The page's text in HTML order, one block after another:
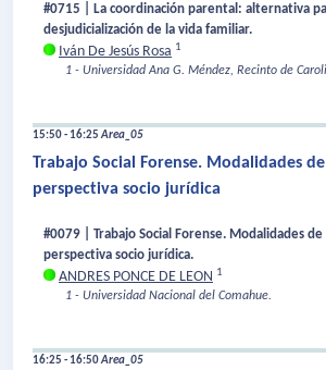
#0715 | La coordinación parental: alternativa
desjudicialización de la vida familiar.
Iván De Jesús Rosa 1
1 - Universidad Ana G. Méndez, Recinto de
15:50 - 16:25Area_05
Trabajo Social Forense. Modalidades
perspectiva socio jurídica
#0079 | Trabajo Social Forense. Modalidades
perspectiva socio jurídica.
ANDRES PONCE DE LEON 1
1 - Universidad Nacional del Comahue.
16:25 - 16:50Area_05